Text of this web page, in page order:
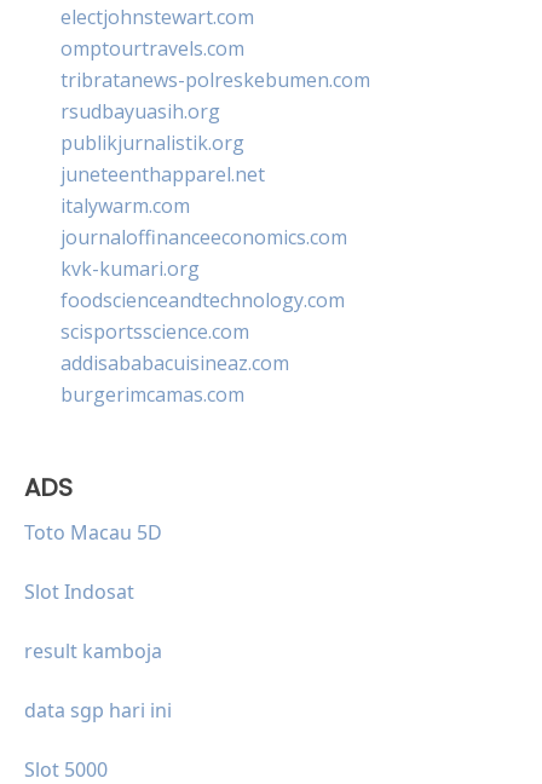
electjohnstewart.com
omptourtravels.com
tribratanews-polreskebumen.com
rsudbayuasih.org
publikjurnalistik.org
juneteenthapparel.net
italywarm.com
journaloffinanceeconomics.com
kvk-kumari.org
foodscienceandtechnology.com
scisportsscience.com
addisababacuisineaz.com
burgerimcamas.com
ADS
Toto Macau 5D
Slot Indosat
result kamboja
data sgp hari ini
Slot 5000